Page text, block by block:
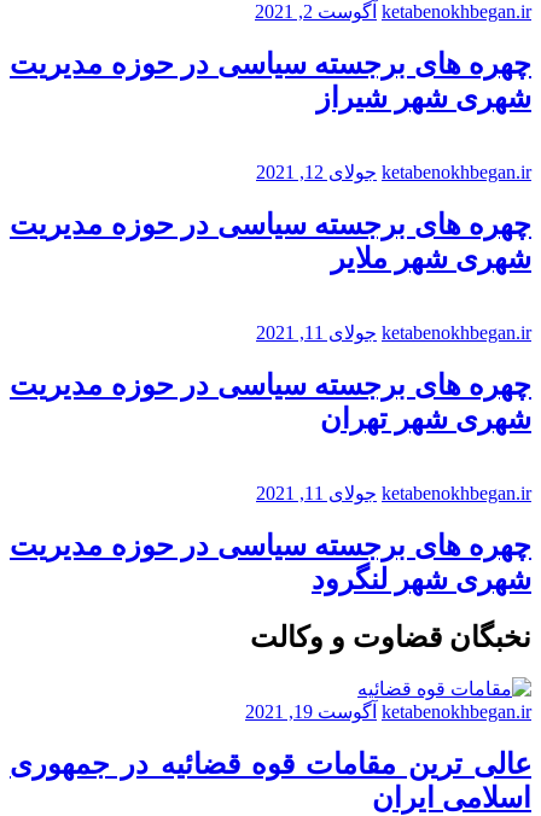
ketabenokhbegan.ir آگوست 2, 2021
چهره های برجسته سیاسی در حوزه مدیریت
شهری شهر شیراز
ketabenokhbegan.ir جولای 12, 2021
چهره های برجسته سیاسی در حوزه مدیریت
شهری شهر ملایر
ketabenokhbegan.ir جولای 11, 2021
چهره های برجسته سیاسی در حوزه مدیریت
شهری شهر تهران
ketabenokhbegan.ir جولای 11, 2021
چهره های برجسته سیاسی در حوزه مدیریت
شهری شهر لنگرود
نخبگان قضاوت و وکالت
ketabenokhbegan.ir آگوست 19, 2021
عالی ترین مقامات قوه قضائیه در جمهوری
اسلامی ایران